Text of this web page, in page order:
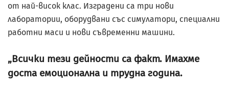
от най-висок клас. Изградени са три нови
лаборатории, оборудвани със симулатори, специални
работни маси и нови съвременни машини.
„Всички тези дейности са факт. Имахме
доста емоционална и трудна година.